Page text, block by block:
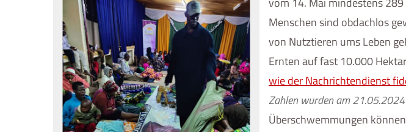
Menschen sind obdachlos
von Nutztieren ums Leben
Ernten auf fast 10.000
wie der Nachrichtendienst
Zahlen wurden am
Überschwemmungen